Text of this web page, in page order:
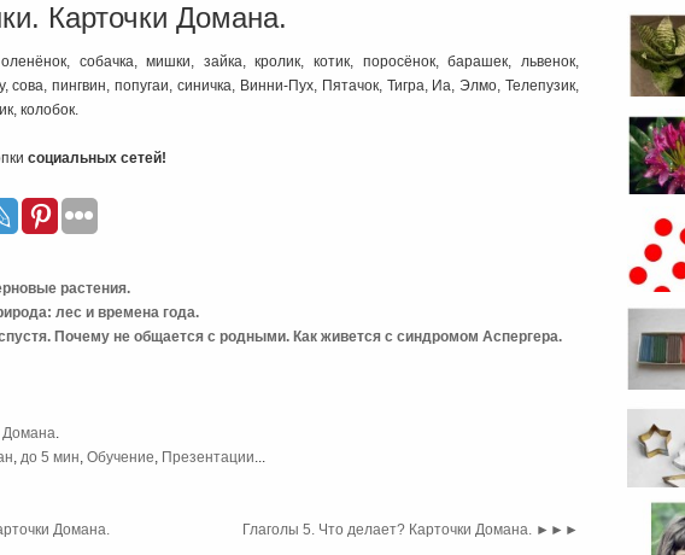
Карточки Домана.
собачка, мишки, зайка, кролик, котик, поросёнок, барашек, львенок,
сова, пингвин, попугаи, синичка, Винни-Пух, Пятачок, Тигра, Иа, Элмо, Телепузик,
колобок.
социальных сетей!
растения.
лес и времена года.
Почему не общается с родными. Как живется с синдромом Аспергера.
Домана.
, до 5 мин, Обучение, Презентации...
Домана. Глаголы 5. Что делает? Карточки Домана. ►►►